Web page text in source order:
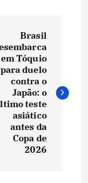
Brasil
em Tóquio
para duelo
contra o
Japão: o
teste
asiático
antes da
Copa de
2026